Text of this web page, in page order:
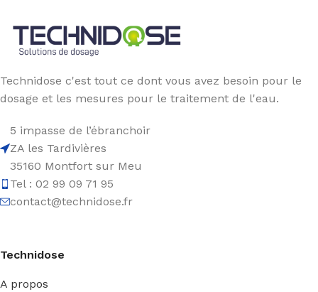
Technidose c'est tout ce dont vous avez besoin pour le
dosage et les mesures pour le traitement de l'eau.
5 impasse de l’ébranchoir
ZA les Tardivières
35160 Montfort sur Meu
Tel : 02 99 09 71 95
contact@technidose.fr
Technidose
A propos